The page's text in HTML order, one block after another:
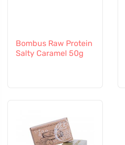
Bombus Raw Protein
Salty Caramel 50g